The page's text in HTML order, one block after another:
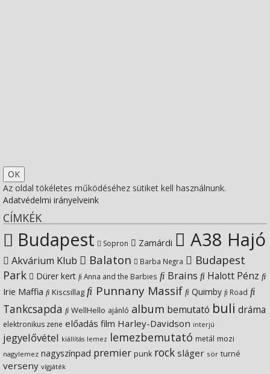
Twitter
on
Instagram
profile
on
YouTube
SocfestHun’s
profile
on
Google+
Az oldal tökéletes működéséhez sütiket kell használnunk.
Adatvédelmi irányelveink
CÍMKÉK
Budapest Sopron Zamárdi A38 Hajó
Akvárium Klub Balaton Barba Negra
Budapest
Park
Dürer kert Anna and the Barbies Brains Halott Pénz
Irie Maffia Kiscsillag Punnany Massif Quimby Road
Tankcsapda WellHello ajánló album bemutató buli dráma
elektronikus zene előadás film Harley-Davidson interjú
jegyelővétel kiállítás lemez lemezbemutató metál mozi
nagylemez nagyszínpad premier punk rock sláger sör turné
verseny vígjáték